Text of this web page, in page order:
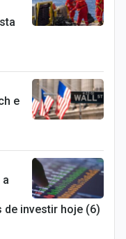
e
de investir hoje (6)